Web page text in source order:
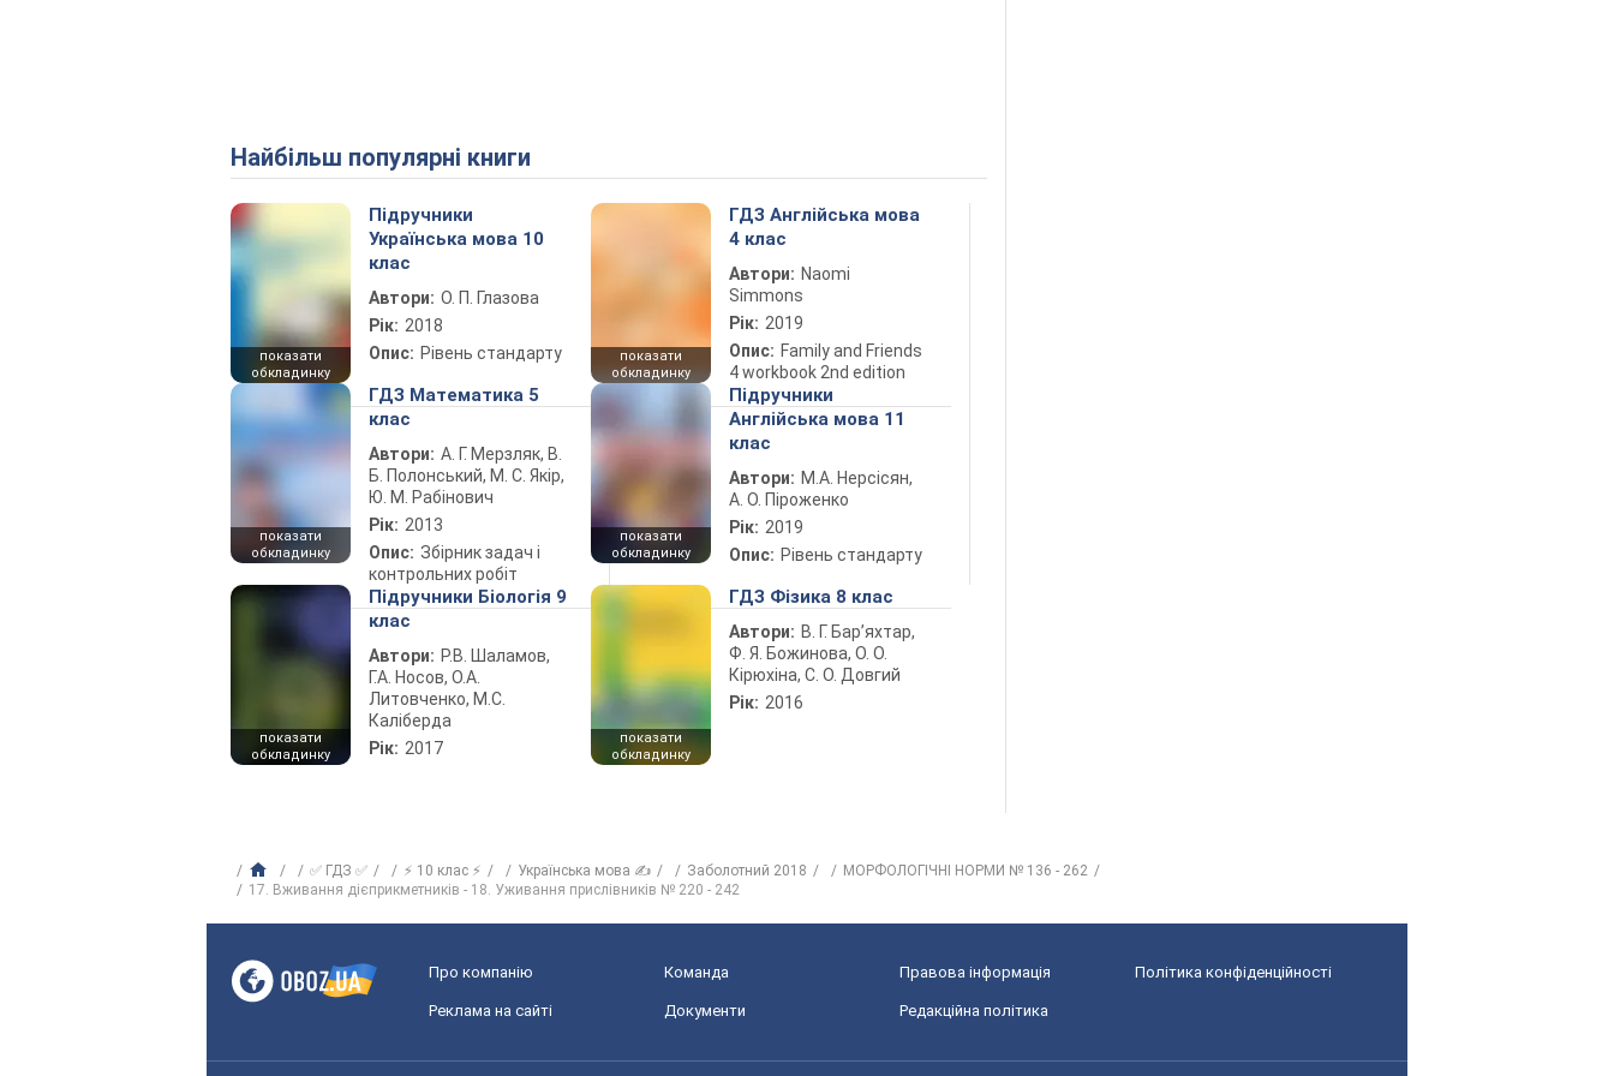
Найбільш популярні книги
показати
обкладинку
Підручники
Українська мова 10
клас
Автори: О. П. Глазова
Рік: 2018
Опис: Рівень стандарту
показати
обкладинку
ГДЗ Англійська мова
4 клас
Автори: Naomi
Simmons
Рік: 2019
Опис: Family and Friends
4 workbook 2nd edition
показати
обкладинку
ГДЗ Математика 5
клас
Автори: А. Г. Мерзляк, В.
Б. Полонський, М. С. Якір,
Ю. М. Рабінович
Рік: 2013
Опис: Збірник задач і
контрольних робіт
показати
обкладинку
Підручники
Англійська мова 11
клас
Автори: М.А. Нерсісян,
А. О. Піроженко
Рік: 2019
Опис: Рівень стандарту
показати
обкладинку
Підручники Біологія 9
клас
Автори: Р.В. Шаламов,
Г.А. Носов, О.А.
Литовченко, М.С.
Каліберда
Рік: 2017
показати
обкладинку
ГДЗ Фізика 8 клас
Автори: В. Г. Бар’яхтар,
Ф. Я. Божинова, О. О.
Кірюхіна, С. О. Довгий
Рік: 2016
✅ ГДЗ ✅ ⚡ 10 клас ⚡ Українська мова ✍ Заболотний 2018
МОРФОЛОГІЧНІ НОРМИ № 136 - 262
17. Вживання дієприкметників - 18. Уживання прислівників № 220 - 242
Про компанію Команда Правова інформація Політика конфіденційності
Реклама на сайті Документи Редакційна політика